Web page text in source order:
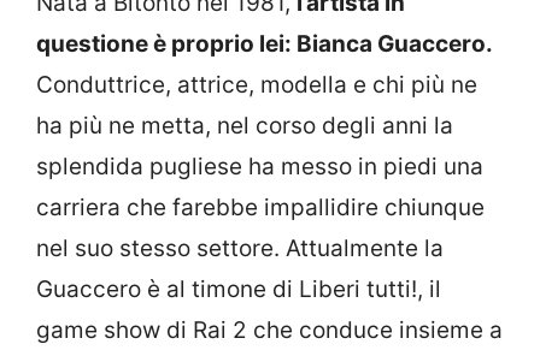
questione è proprio lei: Bianca Guaccero.
Conduttrice, attrice, modella e chi più ne
ha più ne metta, nel corso degli anni la
splendida pugliese ha messo in piedi una
carriera che farebbe impallidire chiunque
nel suo stesso settore. Attualmente la
Guaccero è al timone di Liberi tutti!, il
game show di Rai 2 che conduce insieme a